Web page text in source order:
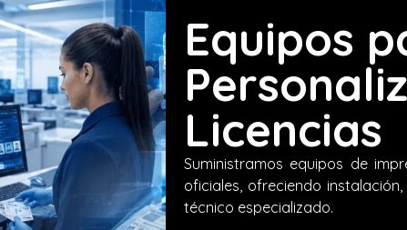
Equipos
Licencias
Suministramos equipos de
oficiales, ofreciendo
técnico especializado.